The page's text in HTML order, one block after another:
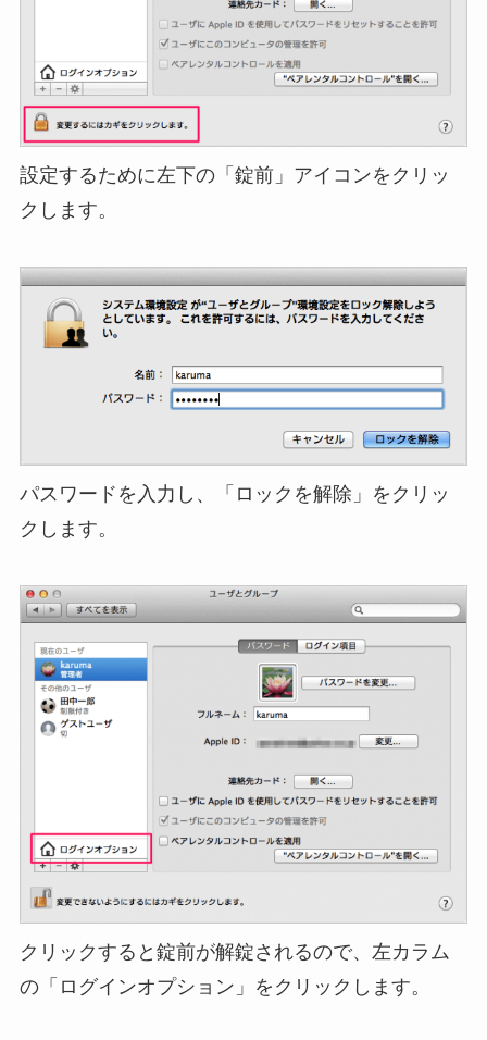
設定するために左下の「錠前」アイコンをクリッ
クします。
パスワードを入力し、「ロックを解除」をクリッ
クします。
クリックすると錠前が解錠されるので、左カラム
の「ログインオプション」をクリックします。